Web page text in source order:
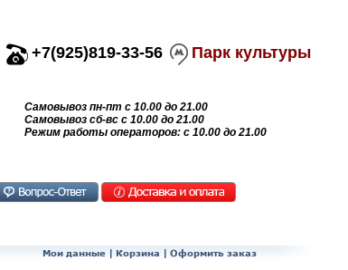
+7(925)819-33-56 Парк культуры
Самовывоз пн-пт с 10.00 до 21.00
Самовывоз сб-вс с 10.00 до 21.00
Режим работы операторов: с 10.00 до 21.00
Мои данные | Корзина | Оформить заказ